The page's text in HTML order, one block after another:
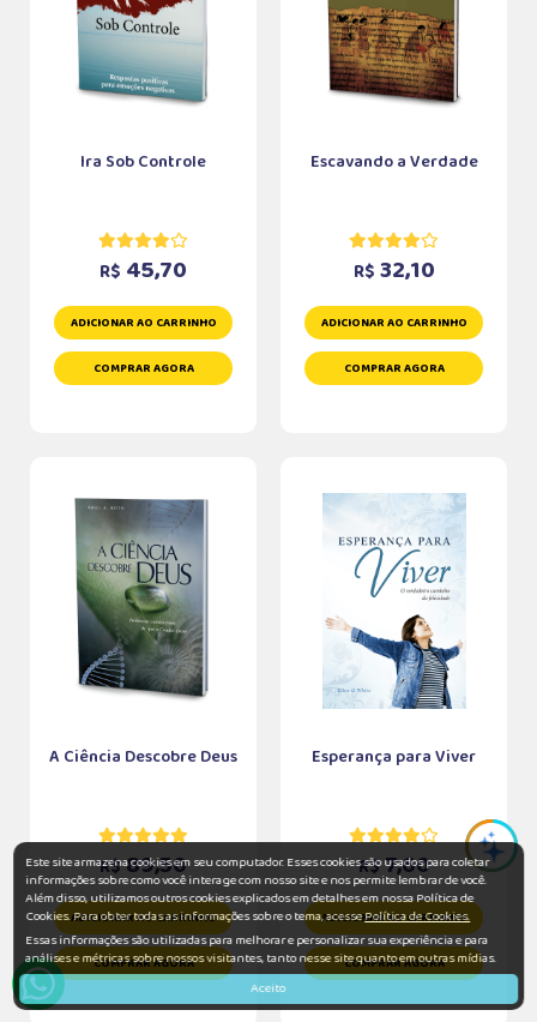
Ira Sob Controle
R$ 45,70
ADICIONAR AO CARRINHO
COMPRAR AGORA
Escavando a Verdade
R$ 32,10
ADICIONAR AO CARRINHO
COMPRAR AGORA
A Ciência Descobre Deus
R$89,50
ADICIONAR AO CARRINHO
COMPRAR AGORA
Esperança para Viver
R$7,60
ADICIONAR AO CARRINHO
COMPRAR AGORA
Este site armazena cookies em seu computador. Esses cookies são usados para coletar
informações sobre como você interage com nosso site e nos permite lembrar de você.
Além disso, utilizamos outros cookies explicados em detalhes em nossa Política de
Cookies. Para obter todas as informações sobre o tema, acessePolítica de Cookies.
Essas informações são utilizadas para melhorar e personalizar sua experiência e para
análises e métricas sobre nossos visitantes, tanto nesse site quanto em outras mídias.
Aceito